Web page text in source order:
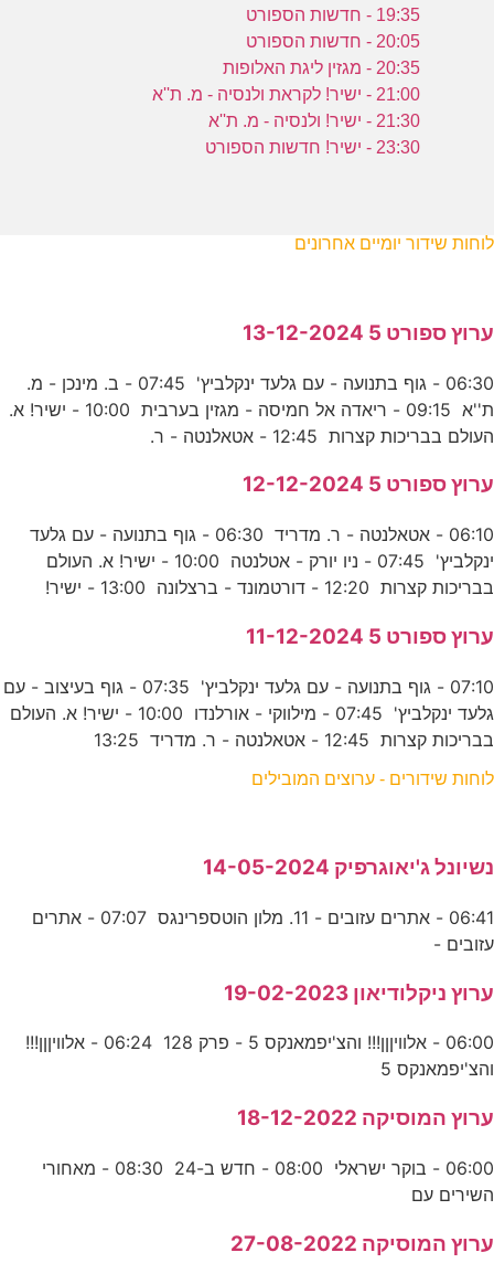
19:35 - חדשות הספורט
20:05 - חדשות הספורט
20:35 - מגזין ליגת האלופות
21:00 - ישיר! לקראת ולנסיה - מ. ת''א
21:30 - ישיר! ולנסיה - מ. ת''א
23:30 - ישיר! חדשות הספורט
לוחות שידור יומיים אחרונים
ערוץ ספורט 5 13-12-2024
06:30 - גוף בתנועה - עם גלעד ינקלביץ' 07:45 - ב. מינכן - מ.
ת''א 09:15 - ריאדה אל חמיסה - מגזין בערבית 10:00 - ישיר! א.
העולם בבריכות קצרות 12:45 - אטאלנטה - ר.
ערוץ ספורט 5 12-12-2024
06:10 - אטאלנטה - ר. מדריד 06:30 - גוף בתנועה - עם גלעד
ינקלביץ' 07:45 - ניו יורק - אטלנטה 10:00 - ישיר! א. העולם
בבריכות קצרות 12:20 - דורטמונד - ברצלונה 13:00 - ישיר!
ערוץ ספורט 5 11-12-2024
07:10 - גוף בתנועה - עם גלעד ינקלביץ' 07:35 - גוף בעיצוב - עם
גלעד ינקלביץ' 07:45 - מילווקי - אורלנדו 10:00 - ישיר! א. העולם
בבריכות קצרות 12:45 - אטאלנטה - ר. מדריד 13:25
לוחות שידורים - ערוצים המובילים
נשיונל ג'יאוגרפיק 14-05-2024
06:41 - אתרים עזובים - 11. מלון הוטספרינגס 07:07 - אתרים
עזובים -
ערוץ ניקלודיאון 19-02-2023
06:00 - אלוויןןן!!! והצ'יפמאנקס 5 - פרק 128 06:24 - אלוויןןן!!!
והצ'יפמאנקס 5
ערוץ המוסיקה 18-12-2022
06:00 - בוקר ישראלי 08:00 - חדש ב-24 08:30 - מאחורי
השירים עם
ערוץ המוסיקה 27-08-2022